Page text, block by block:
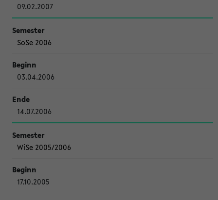
09.02.2007
SoSe 2006
03.04.2006
14.07.2006
WiSe 2005/2006
17.10.2005